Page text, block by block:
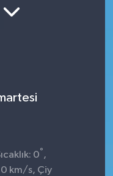
0° ,
0 km/s, Çiy